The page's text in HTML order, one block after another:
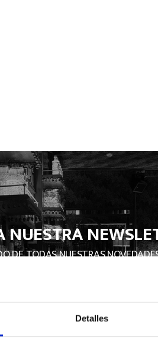
Detalles
NUESTRA
DE TODAS NUESTRAS
de privacidad